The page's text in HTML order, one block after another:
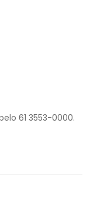
61 3553-0000.